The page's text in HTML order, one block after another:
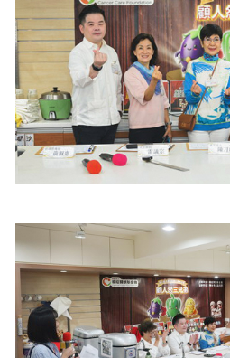
個人著作
活動實況記錄
媒體報導一覽
合作與代言
訂閱電子報